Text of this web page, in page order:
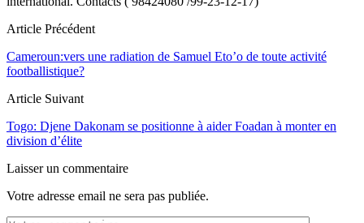
Article Précédent
Cameroun:vers une radiation de Samuel Eto’o de toute activité
footballistique?
Article Suivant
Togo: Djene Dakonam se positionne à aider Foadan à monter en
division d’élite
Laisser un commentaire
Votre adresse email ne sera pas publiée.